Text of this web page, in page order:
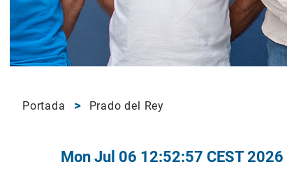
Portada Prado del Rey
Mon Jul 06 12:52:57 CEST 2026